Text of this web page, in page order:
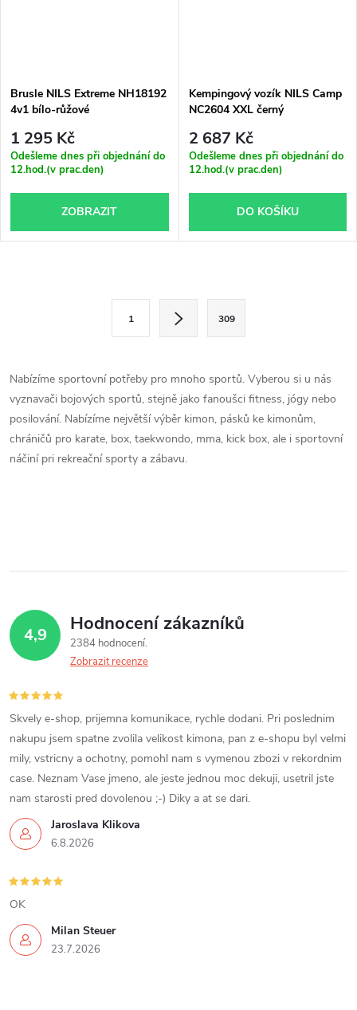
Brusle NILS Extreme NH18192
4v1 bílo-růžové
1 295 Kč
Odešleme dnes při objednání do
12.hod.(v prac.den)
ZOBRAZIT
Kempingový vozík NILS Camp
NC2604 XXL černý
2 687 Kč
Odešleme dnes při objednání do
12.hod.(v prac.den)
DO KOŠÍKU
á
d
a
r
v
k
v
ý
p
i
s
á
n
k
o
v
1 309
Nabízíme sportovní potřeby pro mnoho sportů. Vyberou si u nás
vyznavači bojových sportů, stejně jako fanoušci fitness, jógy nebo
posilování. Nabízíme největší výběr kimon, pásků ke kimonům,
chráničů pro karate, box, taekwondo, mma, kick box, ale i sportovní
náčiní pri rekreační sporty a zábavu.
4,9 Hodnocení zákazníků
2384 hodnocení
Zobrazit recenze
Jaroslava Klikova
6.8.2026
Skvely e-shop, prijemna komunikace, rychle dodani. Pri poslednim
nakupu jsem spatne zvolila velikost kimona, pan z e-shopu byl velmi
mily, vstricny a ochotny, pomohl nam s vymenou zbozi v rekordnim
case. Neznam Vase jmeno, ale jeste jednou moc dekuji, usetril jste
nam starosti pred dovolenou ;-) Diky a at se dari.
Milan Steuer
23.7.2026
OK